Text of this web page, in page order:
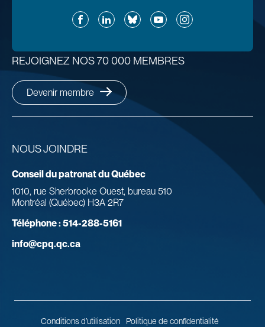
FacebookLinkedInBlueskyYouTubeInstagram
NOUS JOINDRE
Conseil du patronat du Québec
1010, rue Sherbrooke Ouest, bureau 510
Montréal (Québec) H3A 2R7
Téléphone :514-288-5161
info@cpq.qc.ca
REJOIGNEZ NOS 70 000 MEMBRES
Devenir membre
Conditions d’utilisation Politique de confidentialité